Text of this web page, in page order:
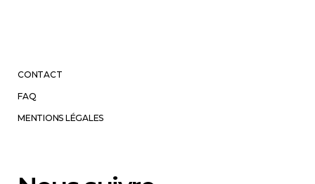
CONTACT
FAQ
MENTIONS LÉGALES